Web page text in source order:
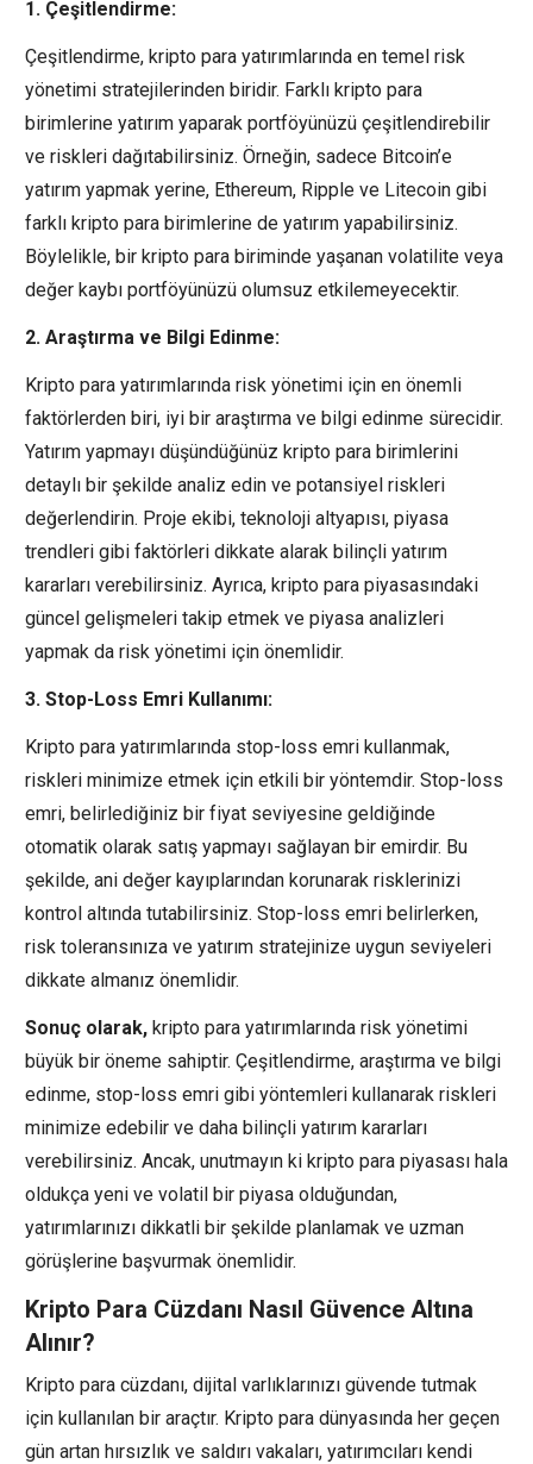
1. Çeşitlendirme:
Çeşitlendirme, kripto para yatırımlarında en temel risk
yönetimi stratejilerinden biridir. Farklı kripto para
birimlerine yatırım yaparak portföyünüzü çeşitlendirebilir
ve riskleri dağıtabilirsiniz. Örneğin, sadece Bitcoin’e
yatırım yapmak yerine, Ethereum, Ripple ve Litecoin gibi
farklı kripto para birimlerine de yatırım yapabilirsiniz.
Böylelikle, bir kripto para biriminde yaşanan volatilite veya
değer kaybı portföyünüzü olumsuz etkilemeyecektir.
2. Araştırma ve Bilgi Edinme:
Kripto para yatırımlarında risk yönetimi için en önemli
faktörlerden biri, iyi bir araştırma ve bilgi edinme sürecidir.
Yatırım yapmayı düşündüğünüz kripto para birimlerini
detaylı bir şekilde analiz edin ve potansiyel riskleri
değerlendirin. Proje ekibi, teknoloji altyapısı, piyasa
trendleri gibi faktörleri dikkate alarak bilinçli yatırım
kararları verebilirsiniz. Ayrıca, kripto para piyasasındaki
güncel gelişmeleri takip etmek ve piyasa analizleri
yapmak da risk yönetimi için önemlidir.
3. Stop-Loss Emri Kullanımı:
Kripto para yatırımlarında stop-loss emri kullanmak,
riskleri minimize etmek için etkili bir yöntemdir. Stop-loss
emri, belirlediğiniz bir fiyat seviyesine geldiğinde
otomatik olarak satış yapmayı sağlayan bir emirdir. Bu
şekilde, ani değer kayıplarından korunarak risklerinizi
kontrol altında tutabilirsiniz. Stop-loss emri belirlerken,
risk toleransınıza ve yatırım stratejinize uygun seviyeleri
dikkate almanız önemlidir.
Sonuç olarak, kripto para yatırımlarında risk yönetimi
büyük bir öneme sahiptir. Çeşitlendirme, araştırma ve bilgi
edinme, stop-loss emri gibi yöntemleri kullanarak riskleri
minimize edebilir ve daha bilinçli yatırım kararları
verebilirsiniz. Ancak, unutmayın ki kripto para piyasası hala
oldukça yeni ve volatil bir piyasa olduğundan,
yatırımlarınızı dikkatli bir şekilde planlamak ve uzman
görüşlerine başvurmak önemlidir.
Kripto Para Cüzdanı Nasıl Güvence Altına
Alınır?
Kripto para cüzdanı, dijital varlıklarınızı güvende tutmak
için kullanılan bir araçtır. Kripto para dünyasında her geçen
gün artan hırsızlık ve saldırı vakaları, yatırımcıları kendi